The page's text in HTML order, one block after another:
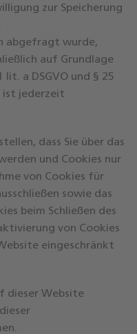
zur Speicherung
abgefragt wurde,
auf Grundlage
a DSGVO und § 25
ist jederzeit
dass Sie über das
und Cookies nur
von Cookies für
sowie das
beim Schließen des
von Cookies
eingeschränkt
dieser Website